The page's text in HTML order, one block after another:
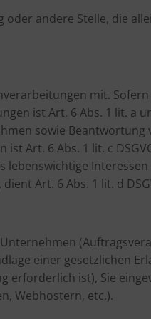
andere Stelle, die
mit.
ist Art. 6 Abs. 1 lit. a
sowie Beantwortung
Art. 6 Abs. 1 lit. c
lebenswichtige
Art. 6 Abs. 1 lit. d
einer gesetzlichen
erforderlich ist), Sie
Webhostern, etc.).